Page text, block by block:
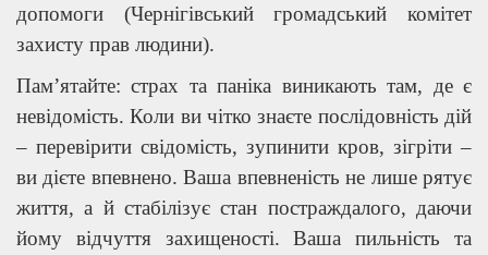
допомоги (Чернігівський громадський комітет
захисту прав людини).
Пам’ятайте: страх та паніка виникають там, де є
невідомість. Коли ви чітко знаєте послідовність дій
– перевірити свідомість, зупинити кров, зігріти –
ви дієте впевнено. Ваша впевненість не лише рятує
життя, а й стабілізує стан постраждалого, даючи
йому відчуття захищеності. Ваша пильність та